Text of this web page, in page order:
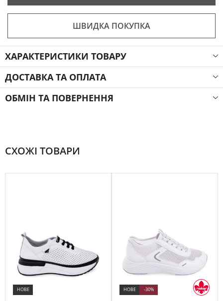
ШВИДКА ПОКУПКА
ХАРАКТЕРИСТИКИ ТОВАРУ
ДОСТАВКА ТА ОПЛАТА
ОБМІН ТА ПОВЕРНЕННЯ
СХОЖІ ТОВАРИ
НОВЕ НОВЕ -30%